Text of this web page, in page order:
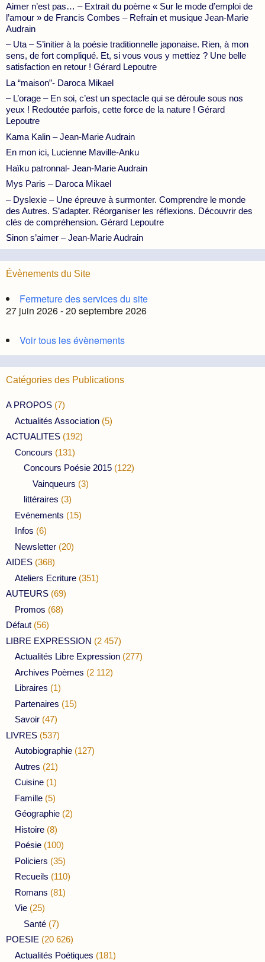
Aimer n’est pas… – Extrait du poème « Sur le mode d’emploi de
l’amour » de Francis Combes – Refrain et musique Jean-Marie
Audrain
– Uta – S’initier à la poésie traditionnelle japonaise. Rien, à mon
sens, de fort compliqué. Et, si vous vous y mettiez ? Une belle
satisfaction en retour ! Gérard Lepoutre
La “maison”- Daroca Mikael
– L’orage – En soi, c’est un spectacle qui se déroule sous nos
yeux ! Redoutée parfois, cette force de la nature ! Gérard
Lepoutre
Kama Kalin – Jean-Marie Audrain
En mon ici, Lucienne Maville-Anku
Haïku patronnal- Jean-Marie Audrain
Mys Paris – Daroca Mikael
– Dyslexie – Une épreuve à surmonter. Comprendre le monde
des Autres. S’adapter. Réorganiser les réflexions. Découvrir des
clés de compréhension. Gérard Lepoutre
Sinon s’aimer – Jean-Marie Audrain
Évènements du Site
Fermeture des services du site
27 juin 2026 - 20 septembre 2026
Voir tous les évènements
Catégories des Publications
A PROPOS (7)
Actualités Association (5)
ACTUALITES (192)
Concours (131)
Concours Poésie 2015 (122)
Vainqueurs (3)
littéraires (3)
Evénements (15)
Infos (6)
Newsletter (20)
AIDES (368)
Ateliers Ecriture (351)
AUTEURS (69)
Promos (68)
Défaut (56)
LIBRE EXPRESSION (2 457)
Actualités Libre Expression (277)
Archives Poèmes (2 112)
Libraires (1)
Partenaires (15)
Savoir (47)
LIVRES (537)
Autobiographie (127)
Autres (21)
Cuisine (1)
Famille (5)
Géographie (2)
Histoire (8)
Poésie (100)
Policiers (35)
Recueils (110)
Romans (81)
Vie (25)
Santé (7)
POESIE (20 626)
Actualités Poétiques (181)